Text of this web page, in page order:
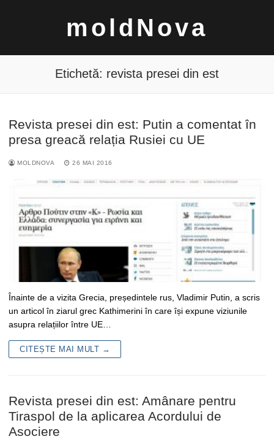
moldNova
Caută
Etichetă: revista presei din est
Revista presei din est: Putin a comentat în
presa greacă relația Rusiei cu UE
MOLDNOVA 26 MAI 2016
Înainte de a vizita Grecia, președintele rus, Vladimir Putin, a scris
un articol în ziarul grec Kathimerini în care își expune viziunile
asupra relațiilor între UE…
CITEȘTE MAI MULT →
Revista presei din est: Amânare pentru
Tiraspol de la aplicarea Acordului de
Asociere